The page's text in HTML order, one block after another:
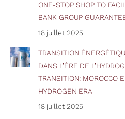
ONE-STOP SHOP TO
BANK GROUP
18 juillet 2025
TRANSITION
DANS L’ÈRE DE
TRANSITION: MOROCCO
HYDROGEN ERA
18 juillet 2025